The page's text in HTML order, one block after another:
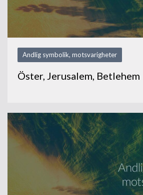
Andlig symbolik, motsvarigheter
Öster, Jerusalem, Betlehem